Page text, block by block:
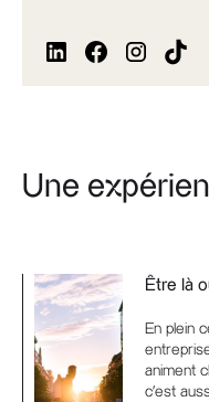
Une
Être là
En plein
animent
c'est